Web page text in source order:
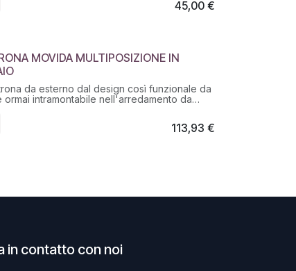
45,00€
ITALYMOVIDA MULTIPOSIZIONE IN
da esterno dal design così funzionale da
ormai intramontabile nell'arredamento da
facilmente richiudibile
realizzato in lega di acciaio ad alta resistenza
113,93 €
in contatto con noi